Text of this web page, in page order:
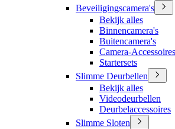
Beveiligingscamera's
Bekijk alles
Binnencamera's
Buitencamera's
Camera-Accessoires
Startersets
Slimme Deurbellen
Bekijk alles
Videodeurbellen
Deurbelaccessoires
Slimme Sloten